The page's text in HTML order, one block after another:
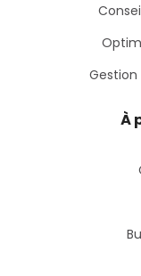
Gestion
À